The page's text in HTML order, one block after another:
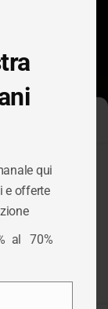
come i
del
di
o ID unici
qui
e offerte
al 70%